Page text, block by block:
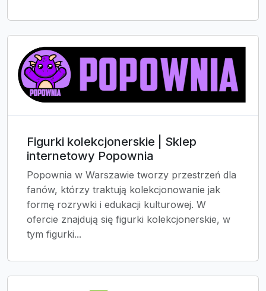
Figurki kolekcjonerskie | Sklep
internetowy Popownia
Popownia w Warszawie tworzy przestrzeń dla
fanów, którzy traktują kolekcjonowanie jak
formę rozrywki i edukacji kulturowej. W
ofercie znajdują się figurki kolekcjonerskie, w
tym figurki...